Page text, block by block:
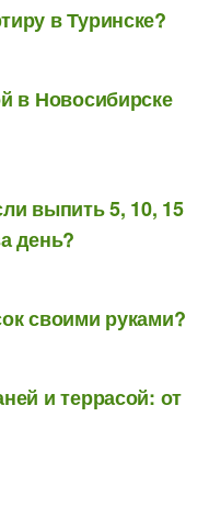
в Туринске?
в Новосибирске
выпить 5, 10, 15
день?
своими руками?
и террасой: от